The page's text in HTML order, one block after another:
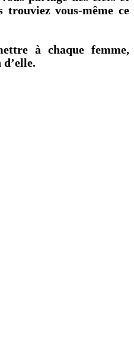
trouviez vous-même ce
à chaque femme,